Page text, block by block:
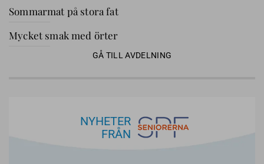
Sommarmat på stora fat
Mycket smak med örter
GÅ TILL AVDELNING
NYHETER
FRÅN